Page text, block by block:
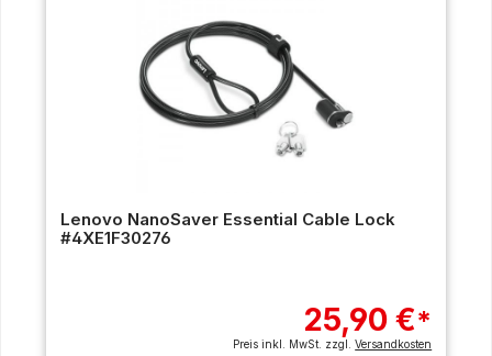
Lenovo NanoSaver Essential Cable Lock
#4XE1F30276
25,90 €*
Preis inkl. MwSt. zzgl.Versandkosten